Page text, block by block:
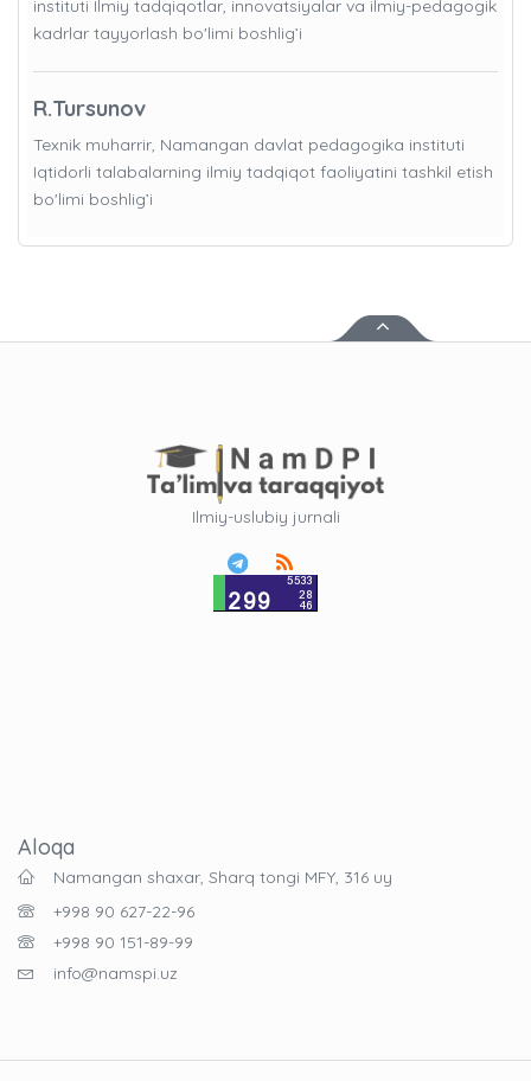
instituti Ilmiy tadqiqotlar, innovatsiyalar va ilmiy-pedagogik
kadrlar tayyorlash bo'limi boshlig’i
R.Tursunov
Texnik muharrir, Namangan davlat pedagogika instituti
Iqtidorli talabalarning ilmiy tadqiqot faoliyatini tashkil etish
bo'limi boshlig’i
Ilmiy-uslubiy jurnali
Aloqa
Namangan shaxar, Sharq tongi MFY, 316 uy
+998 90 627-22-96
+998 90 151-89-99
info@namspi.uz